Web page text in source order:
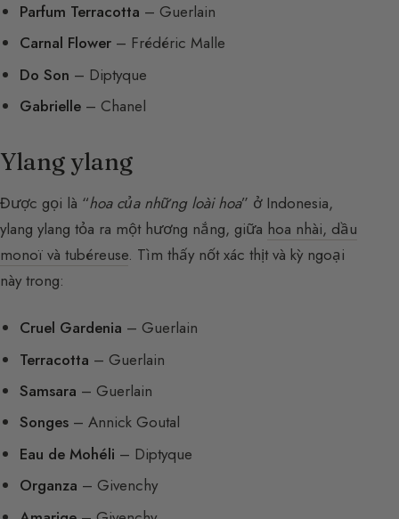
Parfum Terracotta – Guerlain
Carnal Flower – Frédéric Malle
Do Son – Diptyque
Gabrielle – Chanel
Ylang ylang
Được gọi là “hoa của những loài hoa” ở Indonesia,
ylang ylang tỏa ra một hương nắng, giữa hoa nhài, dầu
monoï và tubéreuse. Tìm thấy nốt xác thịt và kỳ ngoại
này trong:
Cruel Gardenia – Guerlain
Terracotta – Guerlain
Samsara – Guerlain
Songes – Annick Goutal
Eau de Mohéli – Diptyque
Organza – Givenchy